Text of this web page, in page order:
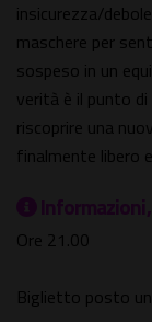
insicurezza/
maschere per
sospeso in un
verità è il punto
riscoprire una
finalmente libero
Ore 21.00
Biglietto posto